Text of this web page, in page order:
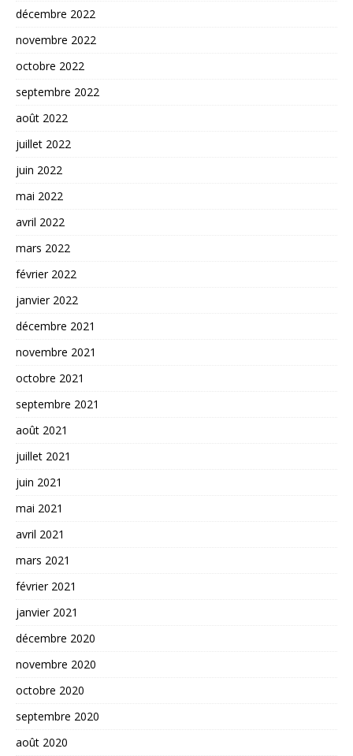
décembre 2022
novembre 2022
octobre 2022
septembre 2022
août 2022
juillet 2022
juin 2022
mai 2022
avril 2022
mars 2022
février 2022
janvier 2022
décembre 2021
novembre 2021
octobre 2021
septembre 2021
août 2021
juillet 2021
juin 2021
mai 2021
avril 2021
mars 2021
février 2021
janvier 2021
décembre 2020
novembre 2020
octobre 2020
septembre 2020
août 2020